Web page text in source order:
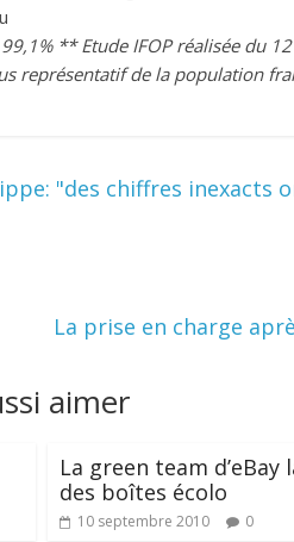
** Etude IFOP réalisée du
représentatif de la population
"des chiffres inexacts
La prise en charge
aimer
La green team d’eBay
des boîtes écolo
10 septembre 2010 0